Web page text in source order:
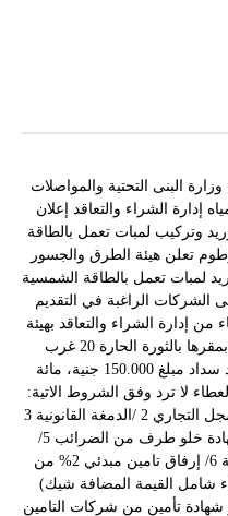
الخرطوم وزارة البنى التحتية والمواصلات
إدارة الشراء والتعاقد إعلان
والخاص بتوريد وتركيب لمبات تعمل بالطاقة
تعلن هيئة الطرق والجسور
لمبات تعمل بالطاقة الشمسية
الشركات الراغبة في التقديم
إدارة الشراء والتعاقد بهيئة
الطرق والجسور و مصارف المياه بمقرها بالثورة الحارة 20 غرب
محطة وقود النيل شارع الوادي بعد سداد مبلغ 150.000 جنية، مائة
لا ترد وفق الشروط الاتية:
1/ إرفاق شهادة التسجيل من المسجل التجاري 2 /الدمغة القانونية 3
/شهادة إبراء ذمة من الزكاة 4/ شهادة خلو طرف من الضرائب 5/
شهادة تسجيل على القيمة المضافة 6/ إرفاق تامين مبدئي 2% من
شامل القيمة المضافة شيك)
تأمين من شركات التامين